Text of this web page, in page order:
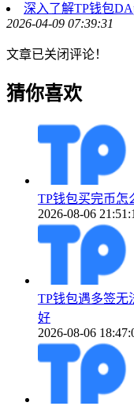
深入了解TP钱包
2026-04-09 07:39:31
文章已关闭评论！
猜你喜欢
TP钱包买完币怎
2026-08-06
TP钱包遇多签无
好
2026-08-06